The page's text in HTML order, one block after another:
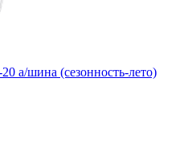
а/шина (сезонность-лето)